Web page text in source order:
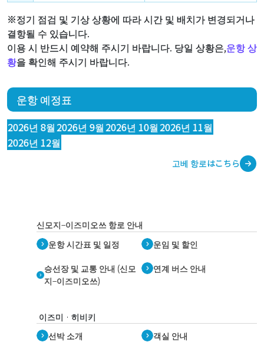
※정기 점검 및 기상 상황에 따라 시간 및 배치가 변경되거나
결항될 수 있습니다.
이용 시 반드시 예약해 주시기 바랍니다. 당일 상황은,운항 상
황을 확인해 주시기 바랍니다.
운항 예정표
2026년 8월2026년 9월2026년 10월2026년 11월
2026년 12월
고베 항로はこちら
신모지–이즈미오쓰 항로 안내
운항 시간표 및 일정
운임 및 할인
승선장 및 교통 안내 (신모
지–이즈미오쓰)
연계 버스 안내
이즈미 · 히비키
선박 소개
객실 안내